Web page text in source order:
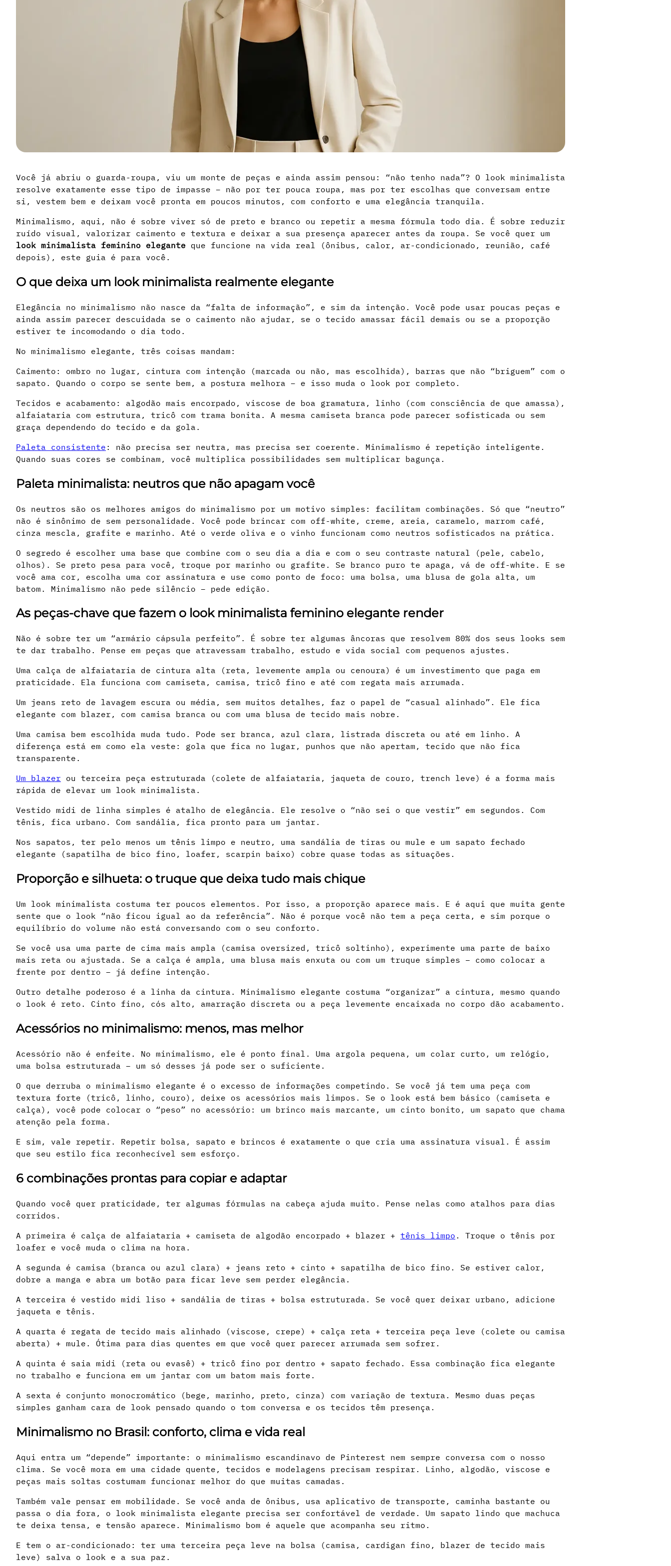
Você já abriu o guarda-roupa, viu um monte de peças e ainda assim pensou: “não tenho nada”? O look minimalista
resolve exatamente esse tipo de impasse – não por ter pouca roupa, mas por ter escolhas que conversam entre
si, vestem bem e deixam você pronta em poucos minutos, com conforto e uma elegância tranquila.
Minimalismo, aqui, não é sobre viver só de preto e branco ou repetir a mesma fórmula todo dia. É sobre reduzir
ruído visual, valorizar caimento e textura e deixar a sua presença aparecer antes da roupa. Se você quer um
look minimalista feminino elegante que funcione na vida real (ônibus, calor, ar-condicionado, reunião, café
depois), este guia é para você.
O que deixa um look minimalista realmente elegante
Elegância no minimalismo não nasce da “falta de informação”, e sim da intenção. Você pode usar poucas peças e
ainda assim parecer descuidada se o caimento não ajudar, se o tecido amassar fácil demais ou se a proporção
estiver te incomodando o dia todo.
No minimalismo elegante, três coisas mandam:
Caimento: ombro no lugar, cintura com intenção (marcada ou não, mas escolhida), barras que não “briguem” com o
sapato. Quando o corpo se sente bem, a postura melhora – e isso muda o look por completo.
Tecidos e acabamento: algodão mais encorpado, viscose de boa gramatura, linho (com consciência de que amassa),
alfaiataria com estrutura, tricô com trama bonita. A mesma camiseta branca pode parecer sofisticada ou sem
graça dependendo do tecido e da gola.
Paleta consistente : não precisa ser neutra, mas precisa ser coerente. Minimalismo é repetição inteligente.
Quando suas cores se combinam, você multiplica possibilidades sem multiplicar bagunça.
Paleta minimalista: neutros que não apagam você
Os neutros são os melhores amigos do minimalismo por um motivo simples: facilitam combinações. Só que “neutro”
não é sinônimo de sem personalidade. Você pode brincar com off-white, creme, areia, caramelo, marrom café,
cinza mescla, grafite e marinho. Até o verde oliva e o vinho funcionam como neutros sofisticados na prática.
O segredo é escolher uma base que combine com o seu dia a dia e com o seu contraste natural (pele, cabelo,
olhos). Se preto pesa para você, troque por marinho ou grafite. Se branco puro te apaga, vá de off-white. E se
você ama cor, escolha uma cor assinatura e use como ponto de foco: uma bolsa, uma blusa de gola alta, um
batom. Minimalismo não pede silêncio – pede edição.
As peças-chave que fazem o look minimalista feminino elegante render
Não é sobre ter um “armário cápsula perfeito”. É sobre ter algumas âncoras que resolvem 80% dos seus looks sem
te dar trabalho. Pense em peças que atravessam trabalho, estudo e vida social com pequenos ajustes.
Uma calça de alfaiataria de cintura alta (reta, levemente ampla ou cenoura) é um investimento que paga em
praticidade. Ela funciona com camiseta, camisa, tricô fino e até com regata mais arrumada.
Um jeans reto de lavagem escura ou média, sem muitos detalhes, faz o papel de “casual alinhado”. Ele fica
elegante com blazer, com camisa branca ou com uma blusa de tecido mais nobre.
Uma camisa bem escolhida muda tudo. Pode ser branca, azul clara, listrada discreta ou até em linho. A
diferença está em como ela veste: gola que fica no lugar, punhos que não apertam, tecido que não fica
transparente.
Um blazer ou terceira peça estruturada (colete de alfaiataria, jaqueta de couro, trench leve) é a forma mais
rápida de elevar um look minimalista.
Vestido midi de linha simples é atalho de elegância. Ele resolve o “não sei o que vestir” em segundos. Com
tênis, fica urbano. Com sandália, fica pronto para um jantar.
Nos sapatos, ter pelo menos um tênis limpo e neutro, uma sandália de tiras ou mule e um sapato fechado
elegante (sapatilha de bico fino, loafer, scarpin baixo) cobre quase todas as situações.
Proporção e silhueta: o truque que deixa tudo mais chique
Um look minimalista costuma ter poucos elementos. Por isso, a proporção aparece mais. E é aqui que muita gente
sente que o look “não ficou igual ao da referência”. Não é porque você não tem a peça certa, e sim porque o
equilíbrio do volume não está conversando com o seu conforto.
Se você usa uma parte de cima mais ampla (camisa oversized, tricô soltinho), experimente uma parte de baixo
mais reta ou ajustada. Se a calça é ampla, uma blusa mais enxuta ou com um truque simples – como colocar a
frente por dentro – já define intenção.
Outro detalhe poderoso é a linha da cintura. Minimalismo elegante costuma “organizar” a cintura, mesmo quando
o look é reto. Cinto fino, cós alto, amarração discreta ou a peça levemente encaixada no corpo dão acabamento.
Acessórios no minimalismo: menos, mas melhor
Acessório não é enfeite. No minimalismo, ele é ponto final. Uma argola pequena, um colar curto, um relógio,
uma bolsa estruturada – um só desses já pode ser o suficiente.
O que derruba o minimalismo elegante é o excesso de informações competindo. Se você já tem uma peça com
textura forte (tricô, linho, couro), deixe os acessórios mais limpos. Se o look está bem básico (camiseta e
calça), você pode colocar o “peso” no acessório: um brinco mais marcante, um cinto bonito, um sapato que chama
atenção pela forma.
E sim, vale repetir. Repetir bolsa, sapato e brincos é exatamente o que cria uma assinatura visual. É assim
que seu estilo fica reconhecível sem esforço.
6 combinações prontas para copiar e adaptar
Quando você quer praticidade, ter algumas fórmulas na cabeça ajuda muito. Pense nelas como atalhos para dias
corridos.
A primeira é calça de alfaiataria + camiseta de algodão encorpado + blazer + tênis limpo . Troque o tênis por
loafer e você muda o clima na hora.
A segunda é camisa (branca ou azul clara) + jeans reto + cinto + sapatilha de bico fino. Se estiver calor,
dobre a manga e abra um botão para ficar leve sem perder elegância.
A terceira é vestido midi liso + sandália de tiras + bolsa estruturada. Se você quer deixar urbano, adicione
jaqueta e tênis.
A quarta é regata de tecido mais alinhado (viscose, crepe) + calça reta + terceira peça leve (colete ou camisa
aberta) + mule. Ótima para dias quentes em que você quer parecer arrumada sem sofrer.
A quinta é saia midi (reta ou evasê) + tricô fino por dentro + sapato fechado. Essa combinação fica elegante
no trabalho e funciona em um jantar com um batom mais forte.
A sexta é conjunto monocromático (bege, marinho, preto, cinza) com variação de textura. Mesmo duas peças
simples ganham cara de look pensado quando o tom conversa e os tecidos têm presença.
Minimalismo no Brasil: conforto, clima e vida real
Aqui entra um “depende” importante: o minimalismo escandinavo de Pinterest nem sempre conversa com o nosso
clima. Se você mora em uma cidade quente, tecidos e modelagens precisam respirar. Linho, algodão, viscose e
peças mais soltas costumam funcionar melhor do que muitas camadas.
Também vale pensar em mobilidade. Se você anda de ônibus, usa aplicativo de transporte, caminha bastante ou
passa o dia fora, o look minimalista elegante precisa ser confortável de verdade. Um sapato lindo que machuca
te deixa tensa, e tensão aparece. Minimalismo bom é aquele que acompanha seu ritmo.
E tem o ar-condicionado: ter uma terceira peça leve na bolsa (camisa, cardigan fino, blazer de tecido mais
leve) salva o look e a sua paz.